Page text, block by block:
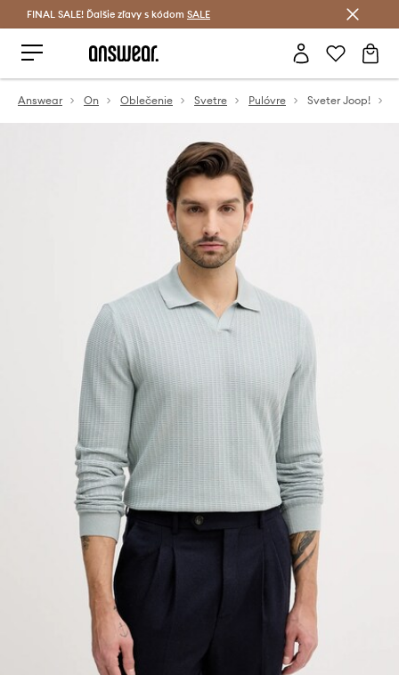
Šetrite s Answear Club >
FINAL SALE! Ďalšie zľavy s kódom SALE
Answear On Oblečenie Svetre Pulóvre Sveter Joop!